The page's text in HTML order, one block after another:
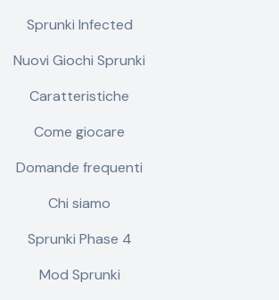
Sprunki Infected
Nuovi Giochi Sprunki
Caratteristiche
Come giocare
Domande frequenti
Chi siamo
Sprunki Phase 4
Mod Sprunki